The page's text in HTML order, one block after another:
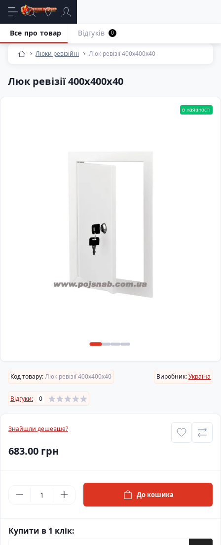
Люки ревізійні Люк ревізії 400х400х40
Люк ревізії 400х400х40
Все про товар Відгуків 0
в наявності
Код товару:Люк ревізії 400х400х40 Виробник:Україна
Відгуки: 0
Знайшли дешевше?
683.00 грн
До кошика
Купити в 1 клік: